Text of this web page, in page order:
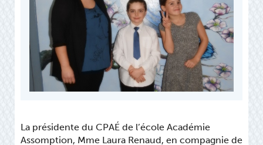
La présidente du CPAÉ de l’école Académie
Assomption, Mme Laura Renaud, en compagnie de